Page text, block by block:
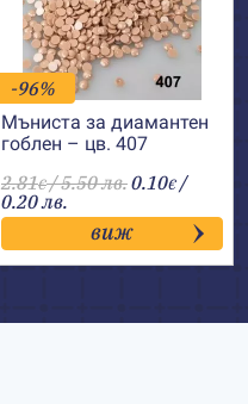
-96%
Мъниста за диамантен
гоблен – цв. 407
2.81€/ 5.50 лв.0.10€ /
0.20 лв.
виж